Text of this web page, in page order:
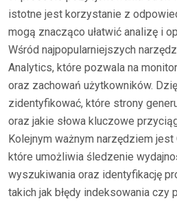
istotne jest korzystanie z
mogą znacząco ułatwić analizę i
Wśród najpopularniejszych
Analytics, które pozwala na
oraz zachowań użytkowników.
zidentyfikować, które strony
oraz jakie słowa kluczowe
Kolejnym ważnym narzędziem jest
które umożliwia śledzenie
wyszukiwania oraz identyfikację
takich jak błędy indeksowania czy